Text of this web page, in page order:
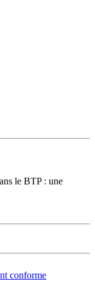
le BTP : une
conforme